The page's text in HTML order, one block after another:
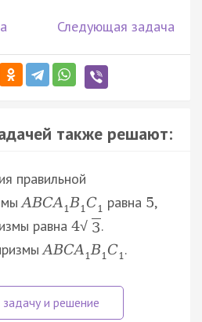
Следующая задача
также решают:
правильной
ABCA 1B1C1 равна 5,
равна 4√ 3.
ABCA1B1C1.